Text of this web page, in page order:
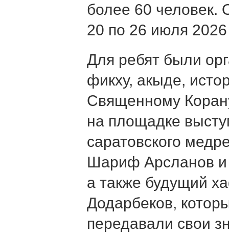
более 60 человек.
20 по 26 июля 2026
Для ребят были
фикху, акыде,
Священному
на площадке
саратовского
Шариф Арсланов
а также будущий
Додарбеков,
передавали свои